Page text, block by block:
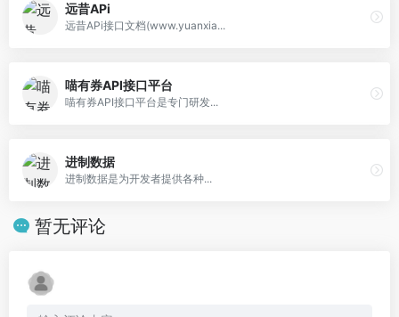
远昔APi
远昔APi接口文档(www.yuanxia...
喵有券API接口平台
喵有券API接口平台是专门研发...
进制数据
进制数据是为开发者提供各种...
暂无评论